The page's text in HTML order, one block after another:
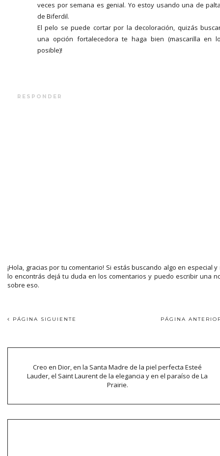
veces por semana es genial. Yo estoy usando una de
de Biferdil.
El pelo se puede cortar por la decoloración, quizás
una opción fortalecedora te haga bien (mascarilla en
posible)!
RESPONDER
¡Hola, gracias por tu comentario! Si estás buscando algo en especial y
lo encontrás dejá tu duda en los comentarios y puedo escribir una
sobre eso.
PÁGINA SIGUIENTE PÁGINA
Creo en Dior, en la Santa Madre de la piel perfecta Esteé
Lauder, el Saint Laurent de la elegancia y en el paraíso de La
Prairie.